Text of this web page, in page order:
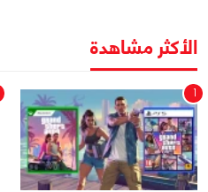
الأكثر مشاهدة
1